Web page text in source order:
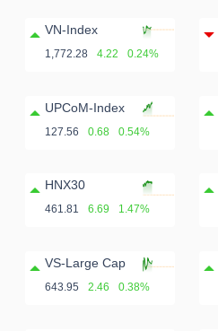
VN-Index
1,772.28 4.22 0.24%
UPCoM-Index
127.56 0.68 0.54%
HNX30
461.81 6.69 1.47%
VS-Large Cap
643.95 2.46 0.38%